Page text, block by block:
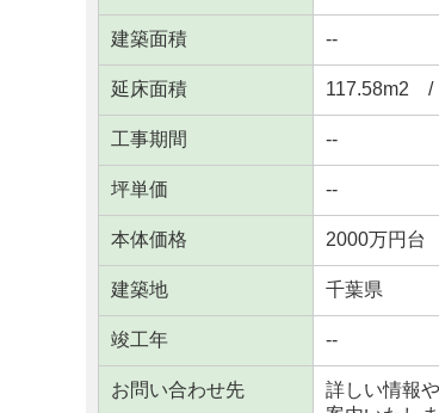
建築面積 --
延床面積 117.58m2 /
工事期間 --
坪単価 --
本体価格 2000万円台
建築地 千葉県
竣工年 --
お問い合わせ先
詳しい情報